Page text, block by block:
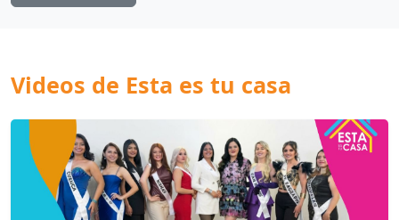
Videos de Esta es tu casa